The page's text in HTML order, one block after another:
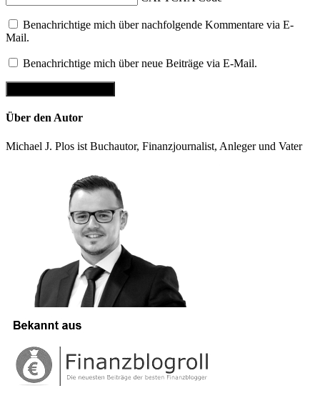
Benachrichtige mich über nachfolgende Kommentare via E-
Mail.
Benachrichtige mich über neue Beiträge via E-Mail.
Über den Autor
Michael J. Plos ist Buchautor, Finanzjournalist, Anleger und Vater